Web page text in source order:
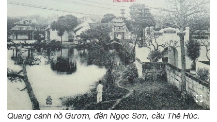
Quang cảnh hồ Gươm, đền Ngọc Sơn, cầu Thê Húc.